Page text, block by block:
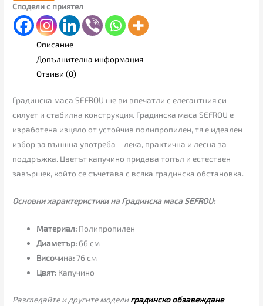
Сподели с приятел
Описание
Допълнителна информация
Отзиви (0)
Градинска маса SEFROU ще ви впечатли с елегантния си
силует и стабилна конструкция. Градинска маса SEFROU е
изработена изцяло от устойчив полипропилен, тя е идеален
избор за външна употреба – лека, практична и лесна за
поддръжка. Цветът капучино придава топъл и естествен
завършек, който се съчетава с всяка градинска обстановка.
Основни характеристики на Градинска маса SEFROU:
Материал: Полипропилен
Диаметър: 66 см
Височина:76 см
Цвят: Капучино
Разгледайте и другите моделиградинско обзавеждане